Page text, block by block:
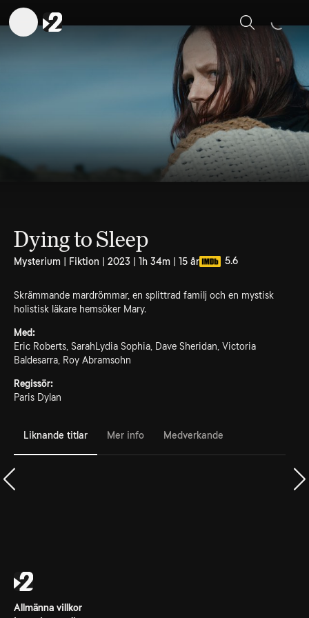
Sök
Dying to Sleep
Mysterium | Fiktion | 2023 | 1h 34m | 15 år 5.6
Skrämmande mardrömmar, en splittrad familj och en mystisk
holistisk läkare hemsöker Mary.
Med:
Eric Roberts, SarahLydia Sophia, Dave Sheridan, Victoria
Baldesarra, Roy Abramsohn
Regissör:
Paris Dylan
Liknande titlar Mer info Medverkande
Allmänna villkor